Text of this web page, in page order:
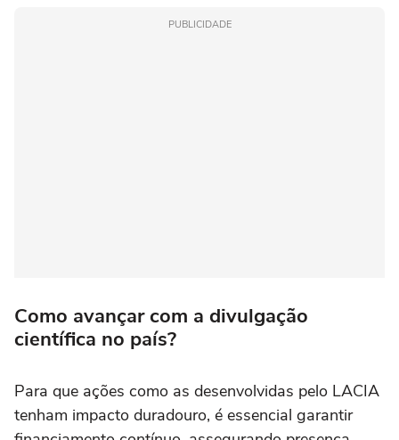
PUBLICIDADE
Como avançar com a divulgação
científica no país?
Para que ações como as desenvolvidas pelo LACIA
tenham impacto duradouro, é essencial garantir